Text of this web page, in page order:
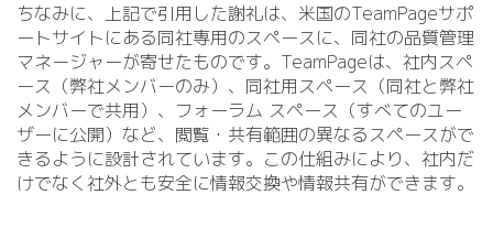
ちなみに、上記で引用した謝礼は、米国のTeamPageサポ
ートサイトにある同社専用のスペースに、同社の品質管理
マネージャーが寄せたものです。TeamPageは、社内スペ
ース（弊社メンバーのみ）、同社用スペース（同社と弊社
メンバーで共用）、フォーラム スペース（すべてのユー
ザーに公開）など、閲覧・共有範囲の異なるスペースがで
きるように設計されています。この仕組みにより、社内だ
けでなく社外とも安全に情報交換や情報共有ができます。